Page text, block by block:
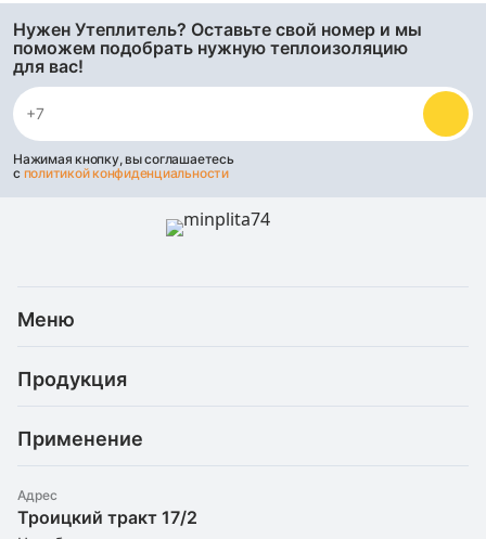
Нужен Утеплитель? Оставьте свой номер и мы
поможем подобрать нужную теплоизоляцию
для вас!
Нажимая кнопку, вы соглашаетесь
с политикой конфиденциальности
Меню
Услуги
Доставка и оплата
О компании
Утеплители оптом
Продукция
Базальтовая теплоизоляция
Штапельное стекловолокно
Экструдированный пенополистирол
Применение
Для бани/сауны
Для вентиляции
Адрес
Троицкий тракт 17/2